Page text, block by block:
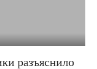
разъяснило